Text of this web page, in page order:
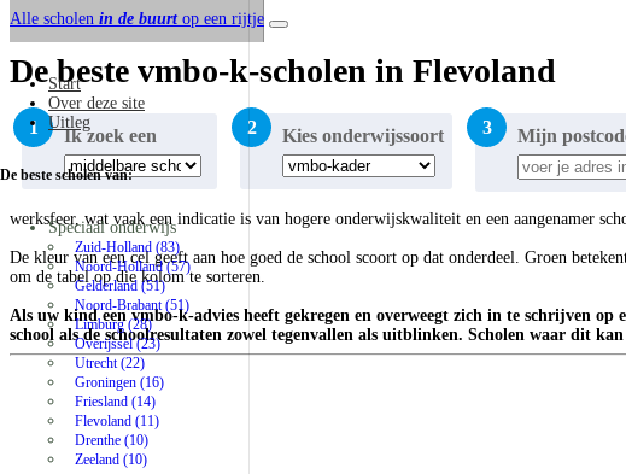
Alle scholen in de buurtop een rijtje
Start
Over deze site
Uitleg
De beste scholen van:
Speciaal onderwijs
Zuid-Holland (83)
Noord-Holland (57)
Gelderland (51)
Noord-Brabant (51)
Limburg (28)
Overijssel (23)
Utrecht (22)
Groningen (16)
Friesland (14)
Flevoland (11)
Drenthe (10)
Zeeland (10)
De beste vmbo-k-scholen in Flevoland
1 Ik zoek een 2 Kies onderwijssoort 3 Mijn
werksfeer, wat vaak een indicatie is van hogere onderwijskwaliteit en een aangenamer
De kleur van een cel geeft aan hoe goed de school scoort op dat onderdeel. Groen
om de tabel op die kolom te sorteren.
Als uw kind een vmbo-k-advies heeft gekregen en overweegt zich in te schrijven
school als de schoolresultaten zowel tegenvallen als uitblinken. Scholen waar dit